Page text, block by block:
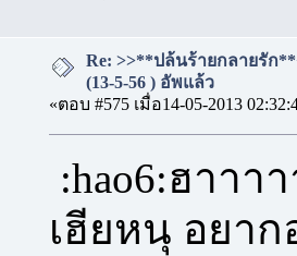
Re: >>**ปล้นร้ายกลายรัก
(13-5-56 ) อัพแล้ว
«ตอบ #575 เมื่อ14-05-2013
:hao6:ฮาา
เฮียหนุ อยา